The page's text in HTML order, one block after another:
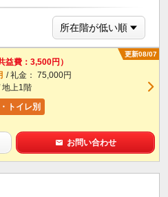
更新08/07
益費：3,500円）
/ 礼金： 75,000円
地上1階
トイレ別
お問い合わせ